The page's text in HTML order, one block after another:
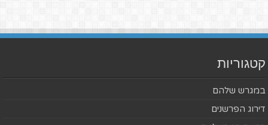
קטגוריות
במגרש שלהם
דירוג הפרשנים